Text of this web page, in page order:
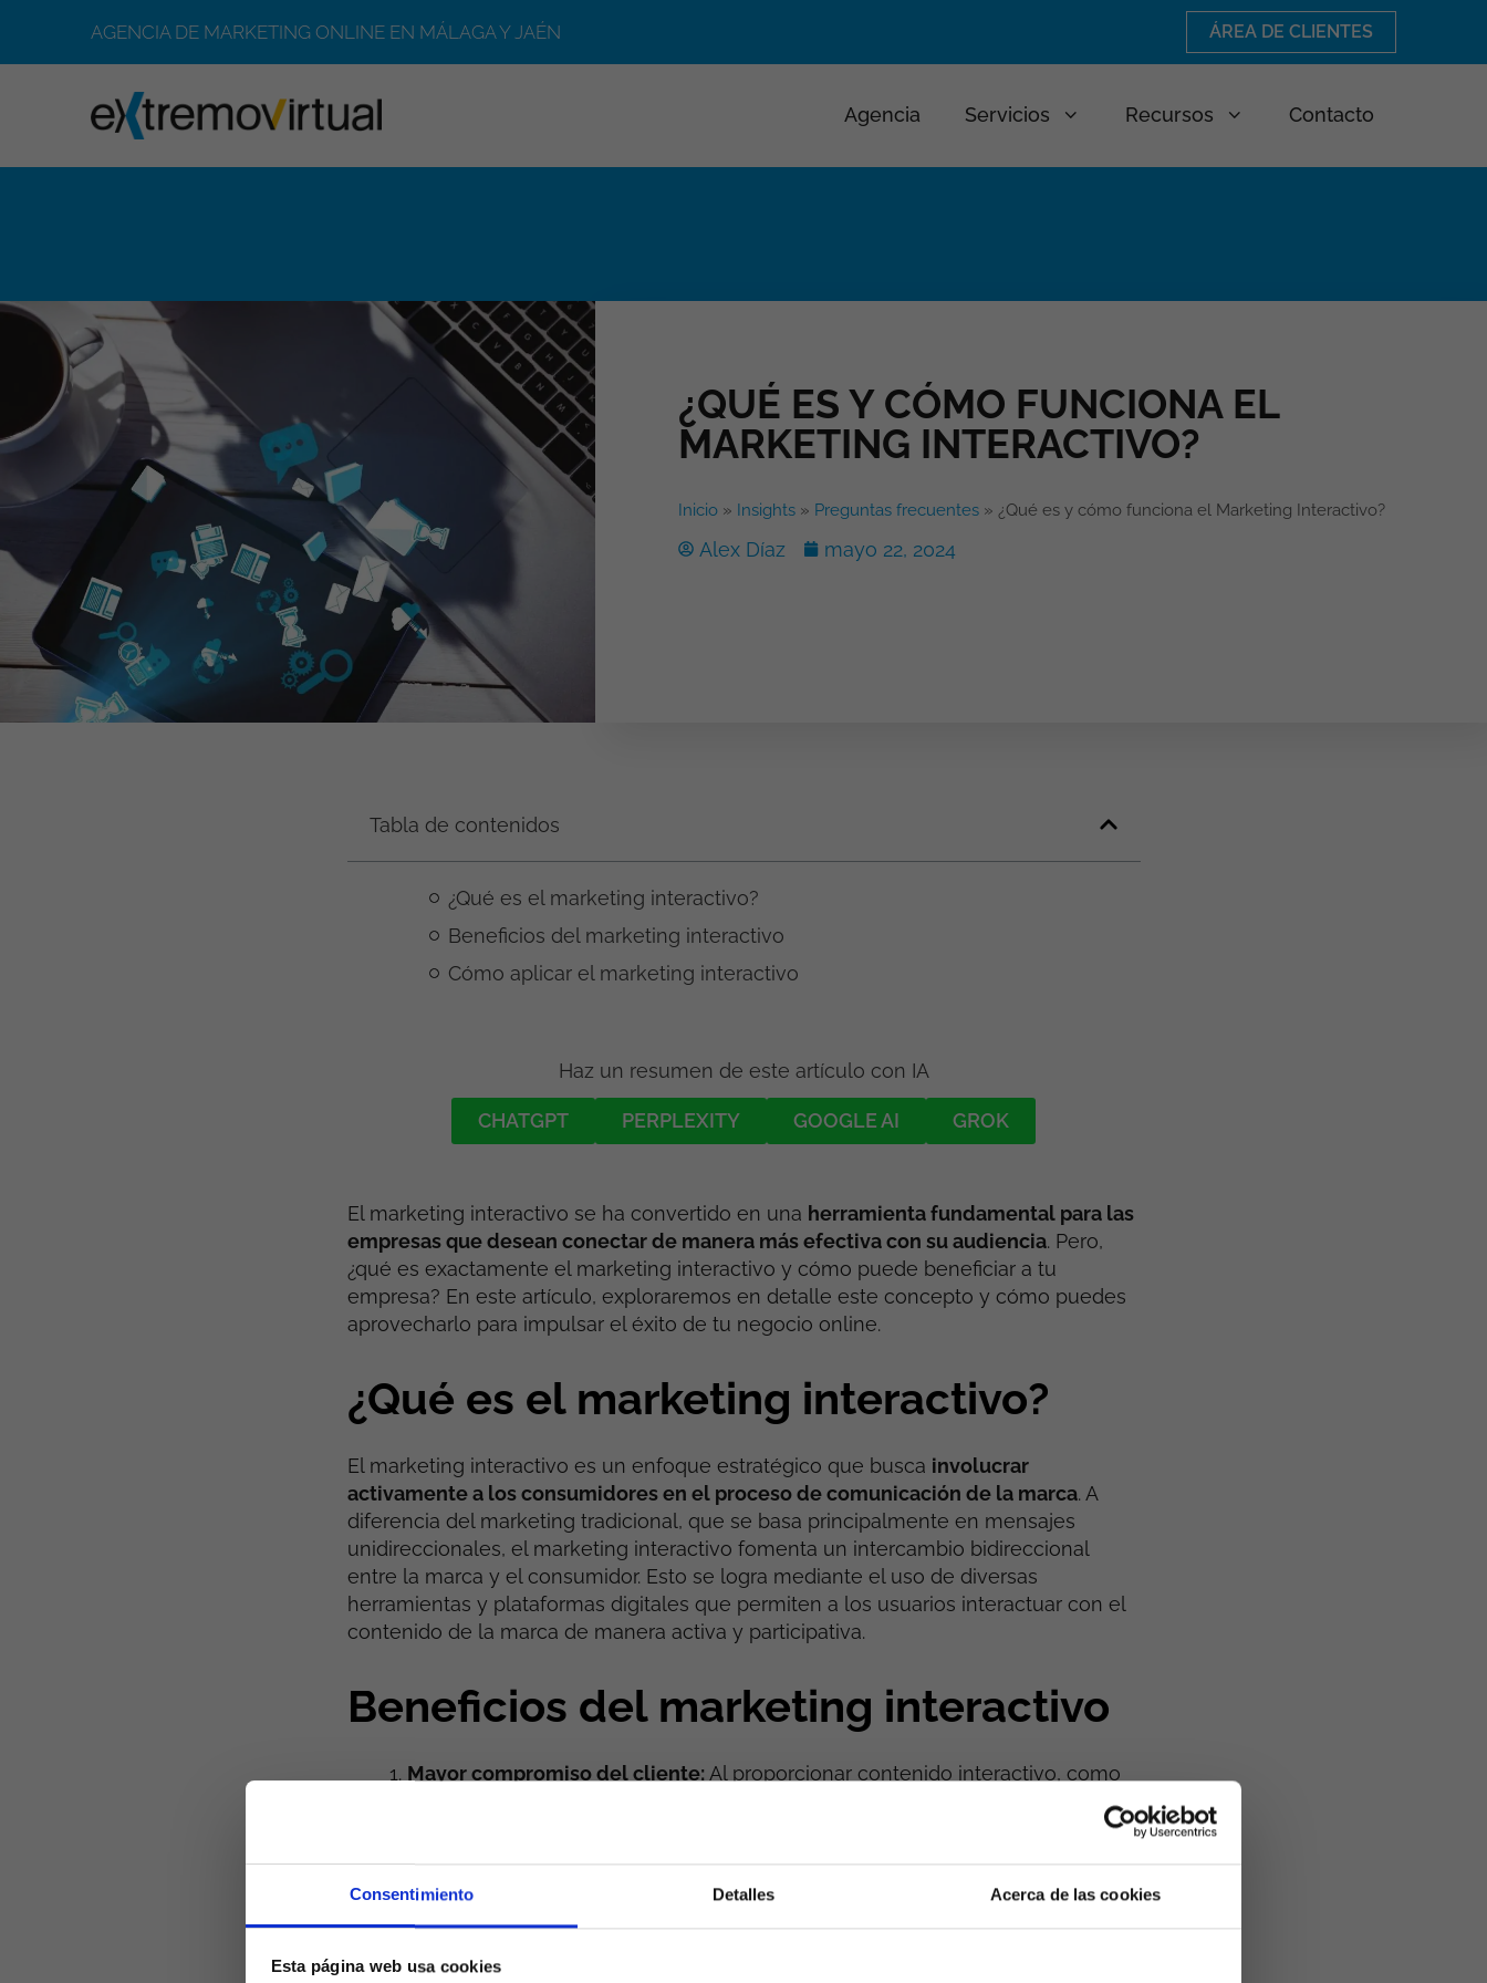
Consentimiento Detalles Acerca de las cookies
Esta página web usa cookies
AGENCIA DE MARKETING ONLINE EN MÁLAGA Y JAÉN ÁREA DE CLIENTES
Agencia Servicios Recursos Contacto
¿QUÉ ES Y CÓMO FUNCIONA EL
MARKETING INTERACTIVO?
Inicio» Insights» Preguntas frecuentes» ¿Qué es y cómo funciona el Marketing Interactivo?
Alex Díaz mayo 22, 2024
Tabla de contenidos
¿Qué es el marketing interactivo?
Beneficios del marketing interactivo
Cómo aplicar el marketing interactivo
Haz un resumen de este artículo con IA
CHATGPT PERPLEXITY GOOGLE AI GROK
El marketing interactivo se ha convertido en una herramienta fundamental para las
empresas que desean conectar de manera más efectiva con su audiencia. Pero,
¿qué es exactamente el marketing interactivo y cómo puede beneficiar a tu
empresa? En este artículo, exploraremos en detalle este concepto y cómo puedes
aprovecharlo para impulsar el éxito de tu negocio online.
¿Qué es el marketing interactivo?
El marketing interactivo es un enfoque estratégico que busca involucrar
activamente a los consumidores en el proceso de comunicación de la marca. A
diferencia del marketing tradicional, que se basa principalmente en mensajes
unidireccionales, el marketing interactivo fomenta un intercambio bidireccional
entre la marca y el consumidor. Esto se logra mediante el uso de diversas
herramientas y plataformas digitales que permiten a los usuarios interactuar con el
contenido de la marca de manera activa y participativa.
Beneficios del marketing interactivo
Mayor compromiso del cliente: Al proporcionar contenido interactivo, como
Personalización:
El marketing interactivo permite a las empresas personalizar
conversión.